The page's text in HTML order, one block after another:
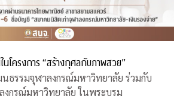
นโครงการ “สร้างกุศลกับภาพสวย”
ธรรมจุฬาลงกรณ์มหาวิทยาลัย ร่วมกับ
งกรณ์มหาวิทยาลัย ในพระบรม